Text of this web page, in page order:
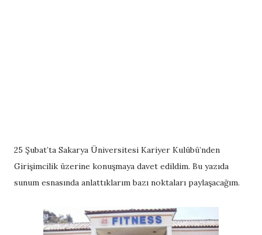
25 Şubat’ta Sakarya Üniversitesi Kariyer Kulübü’nden
Girişimcilik üzerine konuşmaya davet edildim. Bu yazıda
sunum esnasında anlattıklarım bazı noktaları paylaşacağım.